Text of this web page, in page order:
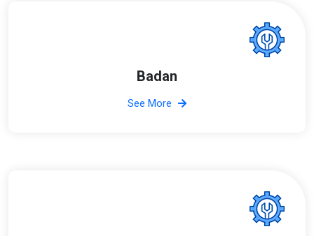
Badan
See More